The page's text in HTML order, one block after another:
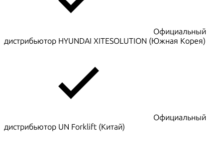
Официальный
дистрибьютор HYUNDAI XITESOLUTION (Южная Корея)
Официальный
дистрибьютор UN Forklift (Китай)